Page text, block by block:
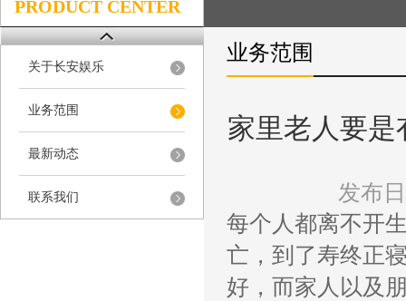
PRODUCT CENTER
关于长安娱乐
业务范围
最新动态
联系我们
业务范围
家里老人要是
发布
每个人都离不开
亡，到了寿终正
好，而家人以及